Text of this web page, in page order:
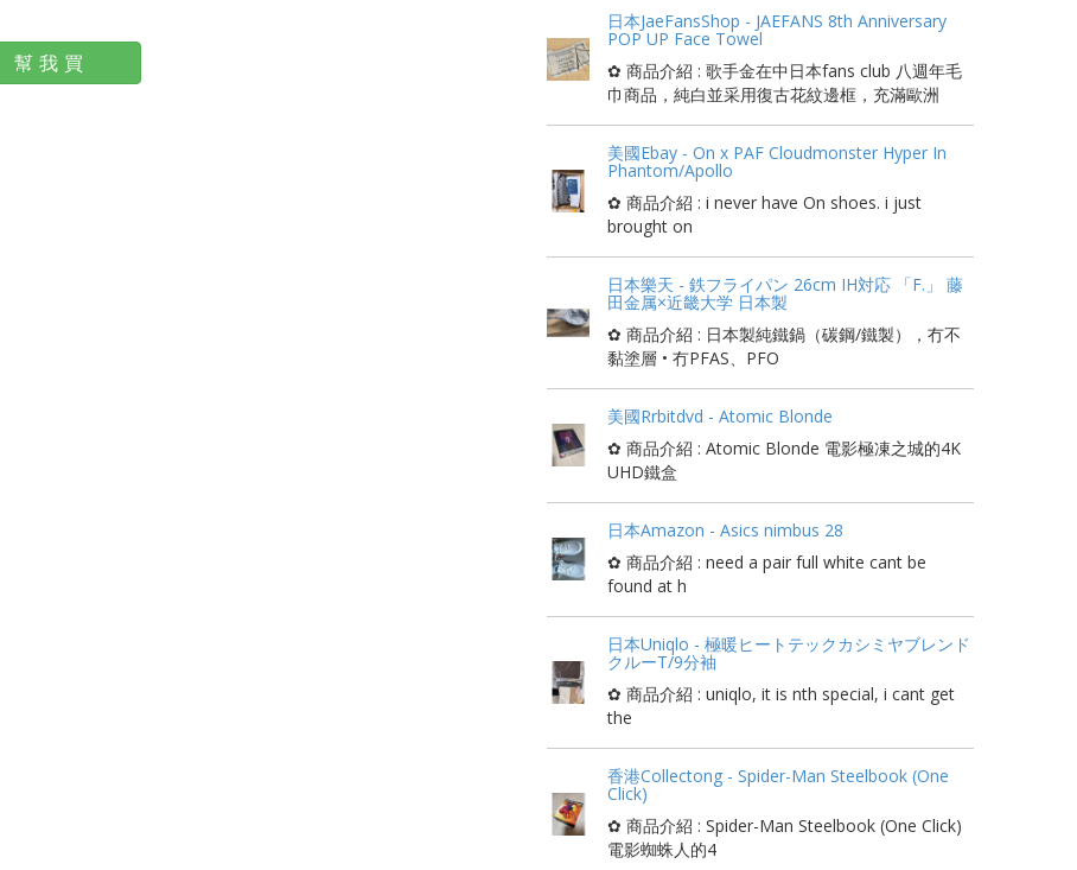
幫我買
日本JaeFansShop - JAEFANS 8th Anniversary
POP UP Face Towel
✿ 商品介紹 : 歌手金在中日本fans club 八週年毛
巾商品，純白並采用復古花紋邊框，充滿歐洲
美國Ebay - On x PAF Cloudmonster Hyper In
Phantom/Apollo
✿ 商品介紹 : i never have On shoes. i just
brought on
日本樂天 - 鉄フライパン 26cm IH対応 「F.」 藤
田金属×近畿大学 日本製
✿ 商品介紹 : 日本製純鐵鍋（碳鋼/鐵製），冇不
黏塗層 • 冇PFAS、PFO
美國Rrbitdvd - Atomic Blonde
✿ 商品介紹 : Atomic Blonde 電影極凍之城的4K
UHD鐵盒
日本Amazon - Asics nimbus 28
✿ 商品介紹 : need a pair full white cant be
found at h
日本Uniqlo - 極暖ヒートテックカシミヤブレンド
クルーT/9分袖
✿ 商品介紹 : uniqlo, it is nth special, i cant get
the
香港Collectong - Spider-Man Steelbook (One
Click)
✿ 商品介紹 : Spider-Man Steelbook (One Click)
電影蜘蛛人的4